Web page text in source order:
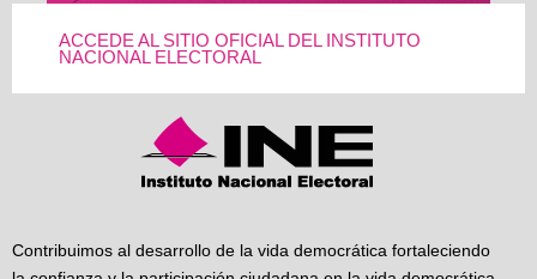
ACCEDE AL SITIO OFICIAL DEL INSTITUTO
NACIONAL ELECTORAL
Contribuimos al desarrollo de la vida democrática fortaleciendo